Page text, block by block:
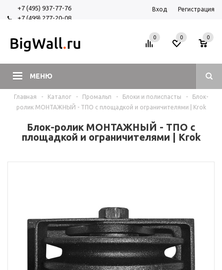
+7 (495) 937-77-76
+7 (499) 277-20-08
Вход Регистрация
МЕНЮ
0 0
0
Главная - Каталог - Промальп - Блоки и полиспасты -
Блок-
ролик МОНТАЖНЫЙ - ТПО с площадкой и ограничителями | Krok
Блок-ролик МОНТАЖНЫЙ - ТПО с
площадкой и ограничителями | Krok